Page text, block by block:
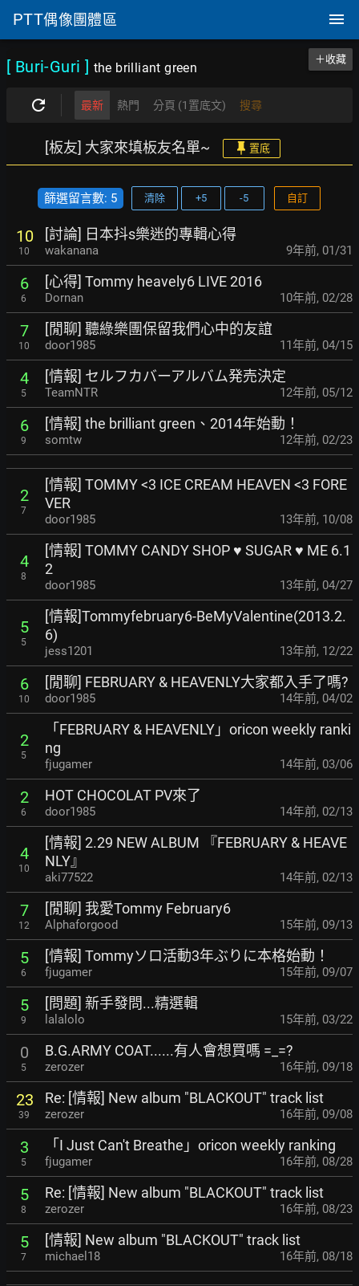
PTT偶像團體區
[ Buri-Guri ] the brilliant green
＋收藏
最新 熱門 分頁 (1置底文) 搜尋
[板友] 大家來填板友名單~ 置底
篩選留言數: 5 清除 +5 -5 自訂
10
10
[討論] 日本抖s樂迷的專輯心得
wakanana 9年前, 01/31
6
6
[心得] Tommy heavely6 LIVE 2016
Dornan 10年前, 02/28
7
10
[閒聊] 聽綠樂團保留我們心中的友誼
door1985 11年前, 04/15
4
5
[情報] セルフカバーアルバム発売決定
TeamNTR 12年前, 05/12
6
9
[情報] the brilliant green、2014年始動！
somtw 12年前, 02/23
2
7
[情報] TOMMY <3 ICE CREAM HEAVEN <3 FORE
VER
door1985 13年前, 10/08
4
8
[情報] TOMMY CANDY SHOP ♥ SUGAR ♥ ME 6.1
2
door1985 13年前, 04/27
5
5
[情報]Tommyfebruary6-BeMyValentine(2013.2.
6)
jess1201 13年前, 12/22
6
10
[閒聊] FEBRUARY & HEAVENLY大家都入手了嗎?
door1985 14年前, 04/02
2
5
「FEBRUARY & HEAVENLY」oricon weekly ranki
ng
fjugamer 14年前, 03/06
2
6
HOT CHOCOLAT PV來了
door1985 14年前, 02/13
4
10
[情報] 2.29 NEW ALBUM 『FEBRUARY & HEAVE
NLY』
aki77522 14年前, 02/13
7
12
[閒聊] 我愛Tommy February6
Alphaforgood 15年前, 09/13
5
6
[情報] Tommyソロ活動3年ぶりに本格始動！
fjugamer 15年前, 09/07
5
9
[問題] 新手發問...精選輯
lalalolo 15年前, 03/22
0
5
B.G.ARMY COAT......有人會想買嗎 =_=?
zerozer 16年前, 09/18
23
39
Re: [情報] New album "BLACKOUT" track list
zerozer 16年前, 09/08
3
5
「I Just Can't Breathe」oricon weekly ranking
fjugamer 16年前, 08/28
5
8
Re: [情報] New album "BLACKOUT" track list
zerozer 16年前, 08/23
5
7
[情報] New album "BLACKOUT" track list
michael18 16年前, 08/18